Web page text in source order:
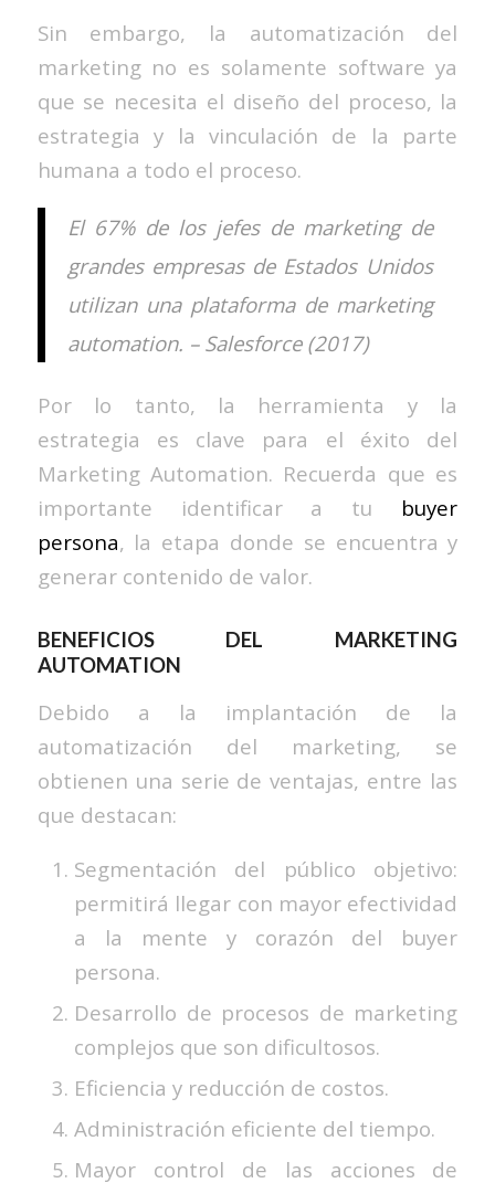
Sin embargo, la automatización del
marketing no es solamente software ya
que se necesita el diseño del proceso, la
estrategia y la vinculación de la parte
humana a todo el proceso.
El 67% de los jefes de marketing de
grandes empresas de Estados Unidos
utilizan una plataforma de marketing
automation. – Salesforce (2017)
Por lo tanto, la herramienta y la
estrategia es clave para el éxito del
Marketing Automation. Recuerda que es
importante identificar a tu buyer
persona, la etapa donde se encuentra y
generar contenido de valor.
BENEFICIOS DEL MARKETING
AUTOMATION
Debido a la implantación de la
automatización del marketing, se
obtienen una serie de ventajas, entre las
que destacan:
Segmentación del público objetivo:
permitirá llegar con mayor efectividad
a la mente y corazón del buyer
persona.
Desarrollo de procesos de marketing
complejos que son dificultosos.
Eficiencia y reducción de costos.
Administración eficiente del tiempo.
Mayor control de las acciones de